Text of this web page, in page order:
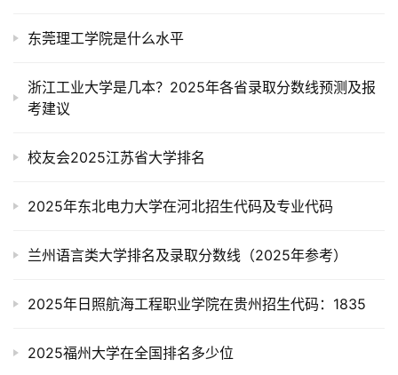
东莞理工学院是什么水平
浙江工业大学是几本？2025年各省录取分数线预测及报
考建议
校友会2025江苏省大学排名
2025年东北电力大学在河北招生代码及专业代码
兰州语言类大学排名及录取分数线（2025年参考）
2025年日照航海工程职业学院在贵州招生代码：1835
2025福州大学在全国排名多少位